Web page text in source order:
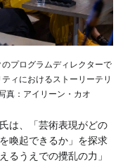
プログラムディレクターで
ィにおけるストーリーテリ
真：アイリーン・カオ
は、「芸術表現がどの
喚起できるか」を探求
るうえでの攪乱の力」